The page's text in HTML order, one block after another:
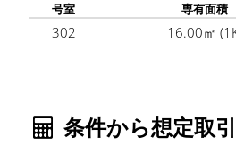
号室 専有面積
302 16.00㎡
条件から想定取